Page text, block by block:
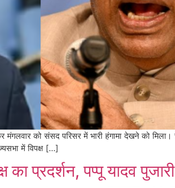
को संसद परिसर में भारी हंगामा देखने को मिला।
में विपक्ष […]
का प्रदर्शन, पप्पू यादव